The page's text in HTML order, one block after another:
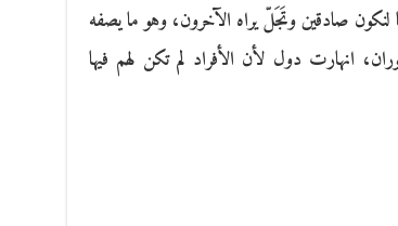
صادقين وتَجَلّ يراه الآخرون، وهو ما يصفه
انهارت دول لأن الأفراد لم تكن لهم فيها